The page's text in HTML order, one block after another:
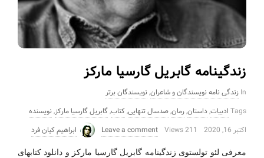
زندگینامه گابریل گارسیا مارکز
In زندگی نامه نویسندگان و شاعران,نویسندگان برتر
Tags ادبیات,داستان,رمان,صدسال تنهایی, کتاب, گابریل گارسیا مارکز,نویسنده
اکتبر 16, 2020
211 Views
Leave a comment ابراهیم کیان فرد
معرفی لئو تولستوی زندگینامه گابریل گارسیا مارکز و دانلود کتابهای